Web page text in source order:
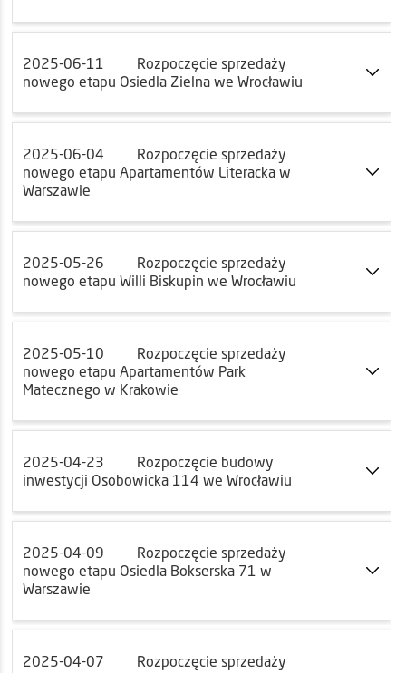
2025-06-11
Rozpoczęcie sprzedaży
nowego etapu Osiedla Zielna we Wrocławiu
2025-06-04
Rozpoczęcie sprzedaży
nowego etapu Apartamentów Literacka w
Warszawie
2025-05-26
Rozpoczęcie sprzedaży
nowego etapu Willi Biskupin we Wrocławiu
2025-05-10
Rozpoczęcie sprzedaży
nowego etapu Apartamentów Park
Matecznego w Krakowie
2025-04-23
Rozpoczęcie budowy
inwestycji Osobowicka 114 we Wrocławiu
2025-04-09
Rozpoczęcie sprzedaży
nowego etapu Osiedla Bokserska 71 w
Warszawie
2025-04-07
Rozpoczęcie sprzedaży